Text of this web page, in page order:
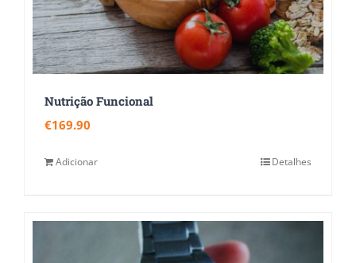
Nutrição Funcional
€169.90
Adicionar Detalhes